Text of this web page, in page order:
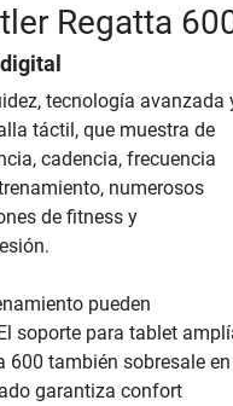
Regatta
tecnología avanzada
táctil, que muestra de
cadencia, frecuencia
numerosos
de fitness y
pueden
soporte para tablet
600 también sobresale en
garantiza confort